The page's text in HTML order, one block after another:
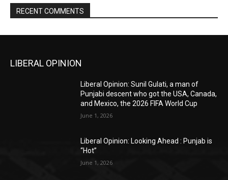
RECENT COMMENTS
LIBERAL OPINION
Liberal Opinion: Sunil Gulati, a man of
Punjabi descent who got the USA, Canada,
and Mexico, the 2026 FIFA World Cup
June 1, 2026
Liberal Opinion: Looking Ahead : Punjab is
“Hot”
June 1, 2026